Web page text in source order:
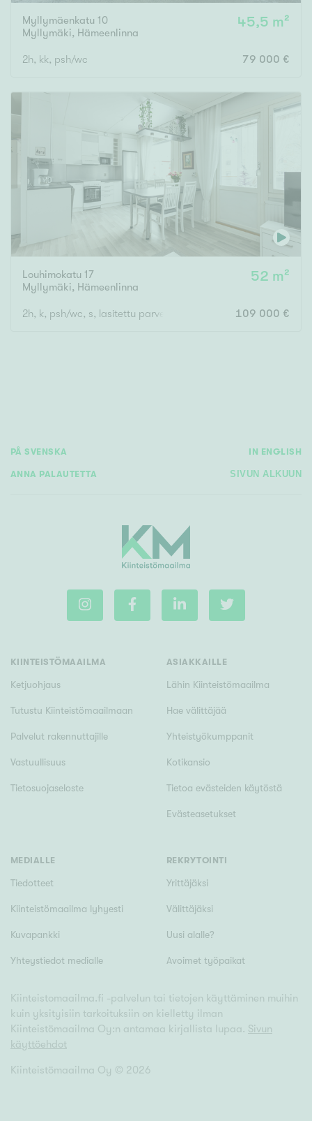
Maalämpö
Oma ranta
Oma sauna
Myllymäenkatu 10
Myllymäki, Hämeenlinna
45,5 m²
2h, kk, psh/wc 79 000 €
Louhimokatu 17
Myllymäki, Hämeenlinna
52 m²
2h, k, psh/wc, s, lasitettu parveke 109 000 €
PÅ SVENSKA IN ENGLISH
ANNA PALAUTETTA SIVUN ALKUUN
KIINTEISTÖMAAILMA
Ketjuohjaus
Tutustu Kiinteistömaailmaan
Palvelut rakennuttajille
Vastuullisuus
Tietosuojaseloste
ASIAKKAILLE
Lähin Kiinteistömaailma
Hae välittäjää
Yhteistyökumppanit
Kotikansio
Tietoa evästeiden käytöstä
Evästeasetukset
MEDIALLE
Tiedotteet
Kiinteistömaailma lyhyesti
Kuvapankki
Yhteystiedot medialle
REKRYTOINTI
Yrittäjäksi
Välittäjäksi
Uusi alalle?
Avoimet työpaikat
Kiinteistomaailma.fi -palvelun tai tietojen käyttäminen muihin
kuin yksityisiin tarkoituksiin on kielletty ilman
Kiinteistömaailma Oy:n antamaa kirjallista lupaa. Sivun
käyttöehdot
Kiinteistömaailma Oy © 2026